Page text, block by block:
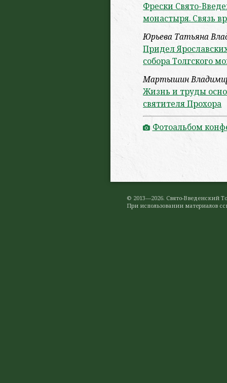
Фрески Свято-
монастыря. Связь
Юрьева Татьяна
Придел
собора Толгского
Мартышин Владимир
Жизнь и труды
святителя Прохора
Фотоальбом
© 2013—2026. Свято-Введенский
При использовании материалов